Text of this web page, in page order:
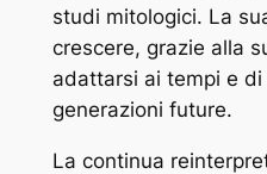
studi mitologici. La
crescere, grazie alla
adattarsi ai tempi e di
generazioni future.
La continua